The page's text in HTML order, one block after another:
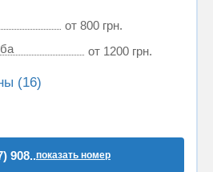
от 800 грн.
от 1200 грн.
(16)
908..показать номер